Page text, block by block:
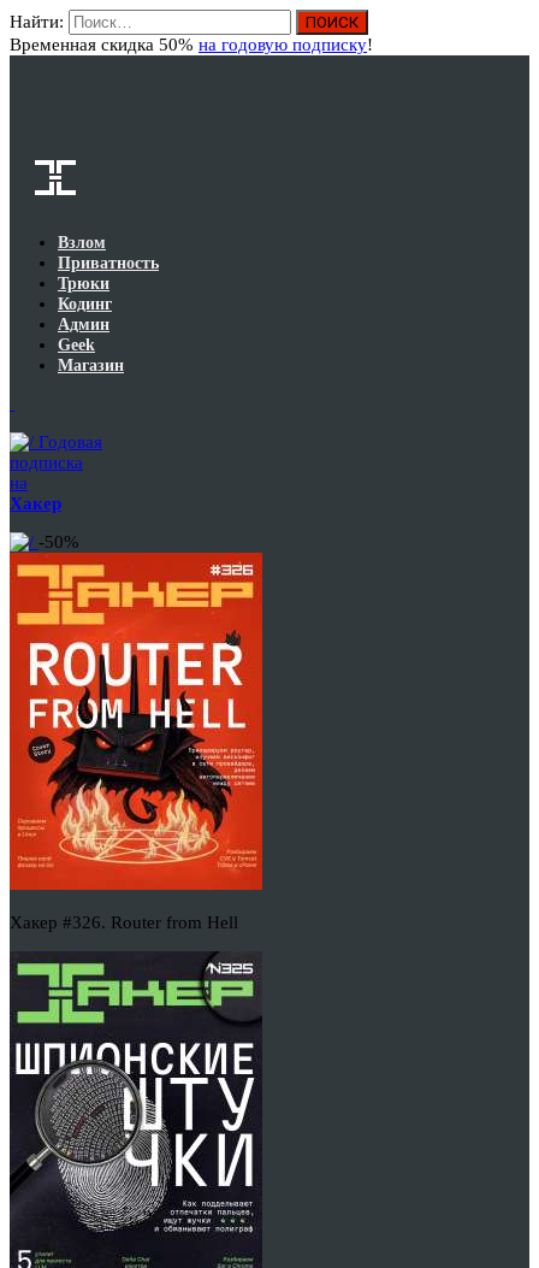
Найти:
Временная скидка 50% на годовую подписку!
Взлом
Приватность
Трюки
Кодинг
Админ
Geek
Магазин
Годовая
подписка
на
Хакер
-50%
Хакер #326. Router from Hell